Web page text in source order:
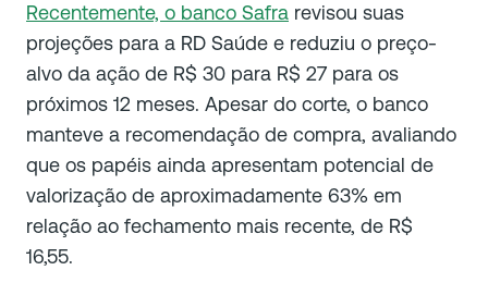
Recentemente, o banco Safra revisou suas
projeções para a RD Saúde e reduziu o preço-
alvo da ação de R$ 30 para R$ 27 para os
próximos 12 meses. Apesar do corte, o banco
manteve a recomendação de compra, avaliando
que os papéis ainda apresentam potencial de
valorização de aproximadamente 63% em
relação ao fechamento mais recente, de R$
16,55.